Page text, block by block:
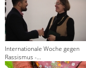
Internationale Woche gegen
Rassismus -...